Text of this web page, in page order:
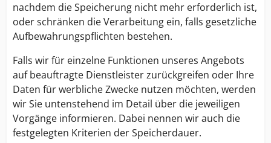
nachdem die Speicherung nicht mehr erforderlich ist,
oder schränken die Verarbeitung ein, falls gesetzliche
Aufbewahrungspflichten bestehen.
Falls wir für einzelne Funktionen unseres Angebots
auf beauftragte Dienstleister zurückgreifen oder Ihre
Daten für werbliche Zwecke nutzen möchten, werden
wir Sie untenstehend im Detail über die jeweiligen
Vorgänge informieren. Dabei nennen wir auch die
festgelegten Kriterien der Speicherdauer.